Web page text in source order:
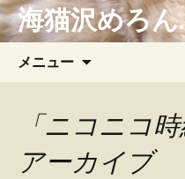
海猫沢めろ
メニュー
ン
ツ
へ
「ニコニコ
アーカイブ